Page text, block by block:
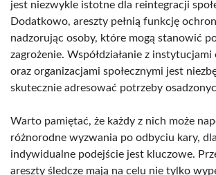
jest niezwykle istotne dla reintegracji
Dodatkowo, areszty pełnią funkcję
nadzorując osoby, które mogą stanowić
zagrożenie. Współdziałanie z
oraz organizacjami społecznymi jest
skutecznie adresować potrzeby
Warto pamiętać, że każdy z nich może
różnorodne wyzwania po odbyciu kary,
indywidualne podejście jest kluczowe.
areszty śledcze mają na celu nie tylko